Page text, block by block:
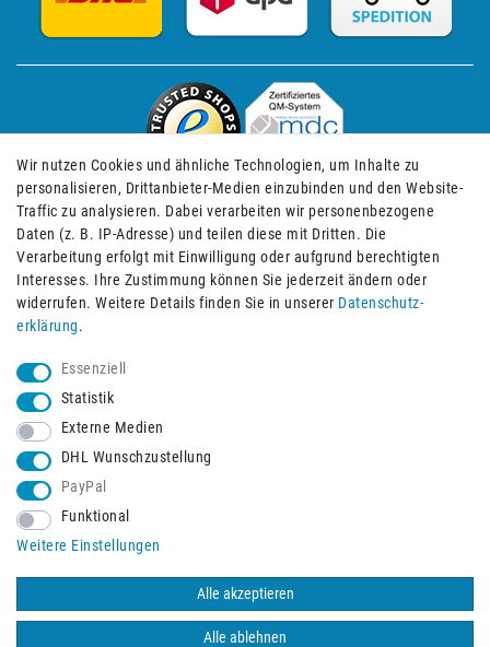
Impressum Daten­schutz­erklärung AGB
© 2026 Burbach+Goetz Deutsche Sanitätshaus GmbH
vorbehalten. Alle Preise verstehen sich inklusive der Mehrwertsteuer,
zuzüglich der Versandkosten.
Wir nutzen Cookies und ähnliche Technologien, um Inhalte zu
personalisieren, Drittanbieter-Medien einzubinden und den Website-
Traffic zu analysieren. Dabei verarbeiten wir personenbezogene
Daten (z. B. IP-Adresse) und teilen diese mit Dritten. Die
Verarbeitung erfolgt mit Einwilligung oder aufgrund berechtigten
Interesses. Ihre Zustimmung können Sie jederzeit ändern oder
widerrufen. Weitere Details finden Sie in unserer Daten­schutz­
erklärung.
Essenziell
Statistik
Externe Medien
DHL Wunschzustellung
PayPal
Funktional
Weitere Einstellungen
Alle akzeptieren
Alle ablehnen